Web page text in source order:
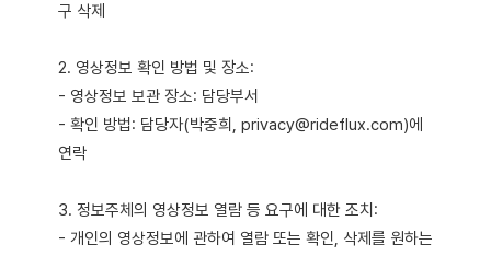
구 삭제
2. 영상정보 확인 방법 및 장소:
- 영상정보 보관 장소: 담당부서
- 확인 방법: 담당자(박중희, privacy@rideflux.com)에
연락
3. 정보주체의 영상정보 열람 등 요구에 대한 조치:
- 개인의 영상정보에 관하여 열람 또는 확인, 삭제를 원하는